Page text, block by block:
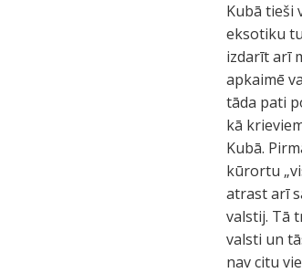
Kubā tieši
eksotiku
izdarīt arī
apkaimē
tāda pati
kā
Kubā.
kūrortu
atrast arī
valstij. Tā
valsti un
nav citu